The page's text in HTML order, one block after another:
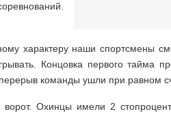
характеру наши спортсмены
Концовка первого тайма
команды ушли при равном
Охинцы имели 2